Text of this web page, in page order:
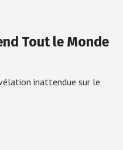
Tout le Monde
inattendue sur le